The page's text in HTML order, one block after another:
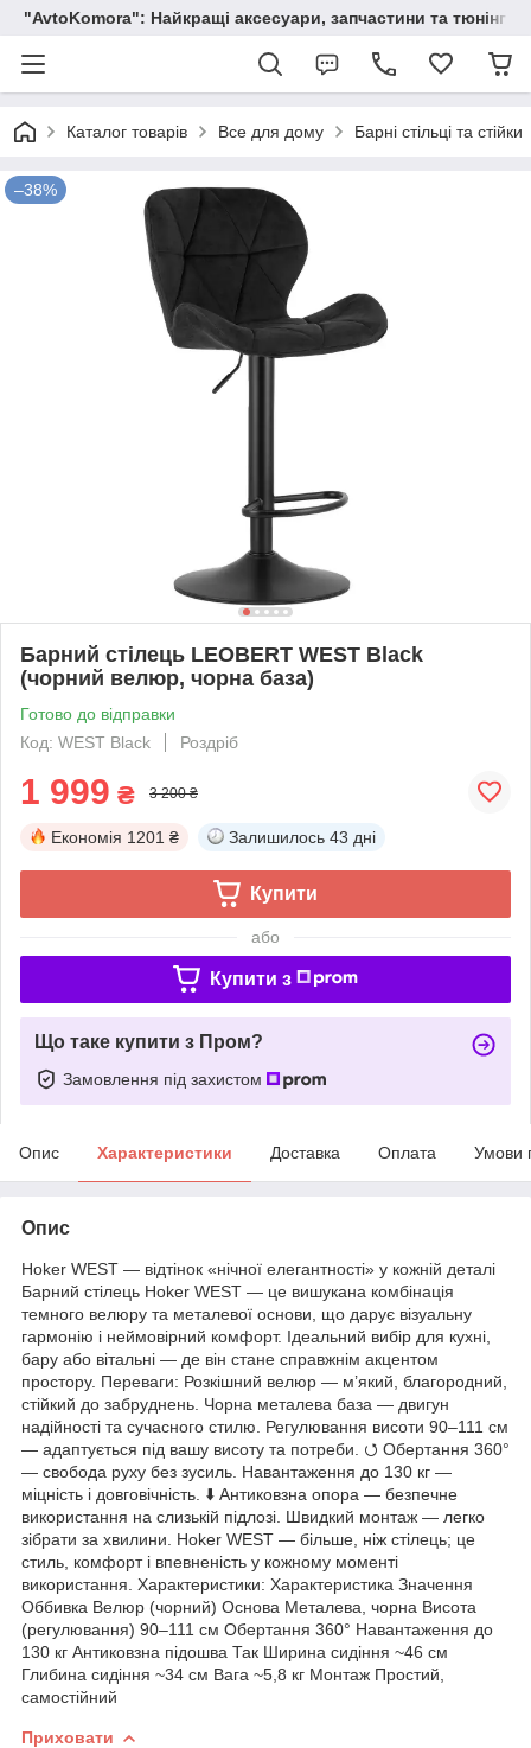
"AvtoKomora": Найкращі аксесуари, запчастини та тюнінг
Каталог товарів Все для дому Барні стільці та стійки
–38%
Барний стілець LEOBERT WEST Black
(чорний велюр, чорна база)
Готово до відправки
Код: WEST Black
Роздріб
1 999 ₴ 3 200 ₴
Економія 1201 ₴ Залишилось 43 дні
Купити
або
Купити з
Що таке купити з Пром?
Замовлення під захистом
Опис Характеристики Доставка Оплата Умови
Опис
Hoker WEST — відтінок «нічної елегантності» у кожній деталі
Барний стілець Hoker WEST — це вишукана комбінація
темного велюру та металевої основи, що дарує візуальну
гармонію і неймовірний комфорт. Ідеальний вибір для кухні,
бару або вітальні — де він стане справжнім акцентом
простору. Переваги: Розкішний велюр — м’який, благородний,
стійкий до забруднень. Чорна металева база — двигун
надійності та сучасного стилю. Регулювання висоти 90–111 см
— адаптується під вашу висоту та потреби. ⭯ Обертання 360°
— свобода руху без зусиль. Навантаження до 130 кг —
міцність і довговічність. ⬇ Антиковзна опора — безпечне
використання на слизькій підлозі. Швидкий монтаж — легко
зібрати за хвилини. Hoker WEST — більше, ніж стілець; це
стиль, комфорт і впевненість у кожному моменті
використання. Характеристики: Характеристика Значення
Оббивка Велюр (чорний) Основа Металева, чорна Висота
(регулювання) 90–111 см Обертання 360° Навантаження до
130 кг Антиковзна підошва Так Ширина сидіння ~46 см
Глибина сидіння ~34 см Вага ~5,8 кг Монтаж Простий,
самостійний
Приховати